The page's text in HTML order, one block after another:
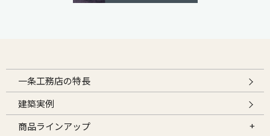
一条工務店の特長
建築実例
商品ラインアップ